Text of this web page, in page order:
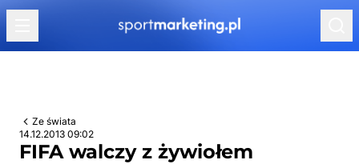
Przejdź do treści
Ze świata
14.12.2013 09:02
FIFA walczy z żywiołem